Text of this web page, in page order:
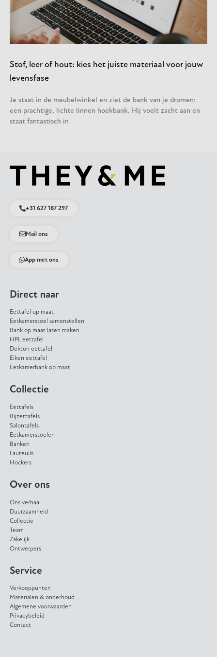
Stof, leer of hout: kies het juiste materiaal voor jouw
levensfase
Je staat in de meubelwinkel en ziet de bank van je dromen:
een prachtige, lichte linnen hoekbank. Hij voelt zacht aan en
staat fantastisch in
+31 627 187 297
Mail ons
App met ons
Direct naar
Eettafel op maat
Eetkamerstoel samenstellen
Bank op maat laten maken
HPL eettafel
Dekton eettafel
Eiken eettafel
Eetkamerbank op maat
Collectie
Eettafels
Bijzettafels
Salontafels
Eetkamerstoelen
Banken
Fauteuils
Hockers
Over ons
Ons verhaal
Duurzaamheid
Collectie
Team
Zakelijk
Ontwerpers
Service
Verkooppunten
Materialen & onderhoud
Algemene voorwaarden
Privacybeleid
Contact